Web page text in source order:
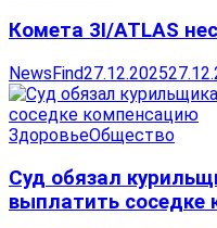
Комета 3I/ATLAS
NewsFind27.12.2025
ЗдоровьеОбщество
Суд обязал
выплатить соседке